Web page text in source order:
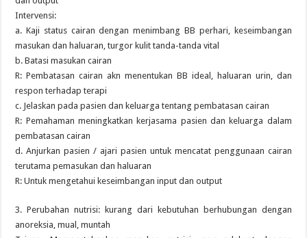
Intervensi:
a. Kaji status cairan dengan menimbang BB perhari, keseimbangan
masukan dan haluaran, turgor kulit tanda-tanda vital
b. Batasi masukan cairan
R: Pembatasan cairan akn menentukan BB ideal, haluaran urin, dan
respon terhadap terapi
c. Jelaskan pada pasien dan keluarga tentang pembatasan cairan
R: Pemahaman meningkatkan kerjasama pasien dan keluarga dalam
pembatasan cairan
d. Anjurkan pasien / ajari pasien untuk mencatat penggunaan cairan
terutama pemasukan dan haluaran
R: Untuk mengetahui keseimbangan input dan output
3. Perubahan nutrisi: kurang dari kebutuhan berhubungan dengan
anoreksia, mual, muntah